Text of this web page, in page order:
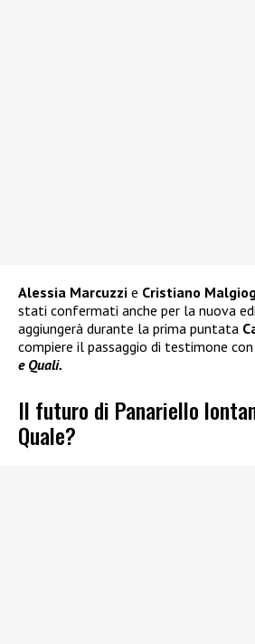
Alessia Marcuzzi e Cristiano
stati confermati anche per la nuova
aggiungerà durante la prima puntata
compiere il passaggio di testimone con
e Quali.
Il futuro di Panariello
Quale?